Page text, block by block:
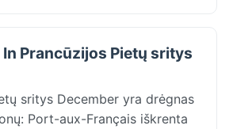
In Prancūzijos Pietų sritys
sritys December yra drėgnas
Port-aux-Français iškrenta